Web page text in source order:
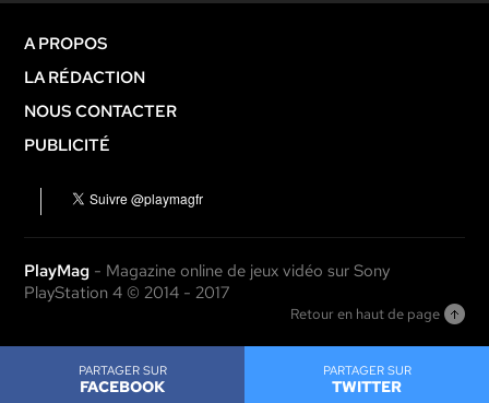
PARTAGER SUR
FACEBOOK
PARTAGER SUR
TWITTER
A PROPOS
LA RÉDACTION
NOUS CONTACTER
PUBLICITÉ
PlayMag - Magazine online de jeux vidéo sur Sony
PlayStation 4 © 2014 - 2017
Retour en haut de page